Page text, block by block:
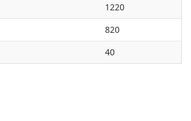
1220
820
40